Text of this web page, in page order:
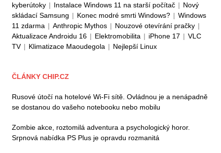
kyberútoky | Instalace Windows 11 na starší počítač | Nový
skládací Samsung | Konec modré smrti Windows? | Windows
11 zdarma | Anthropic Mythos | Nouzové otevírání pračky |
Aktualizace Androidu 16 | Elektromobilita | iPhone 17 | VLC
TV | Klimatizace Maoudegola | Nejlepší Linux
ČLÁNKY CHIP.CZ
Rusové útočí na hotelové Wi-Fi sítě. Ovládnou je a nenápadně
se dostanou do vašeho notebooku nebo mobilu
Zombie akce, roztomilá adventura a psychologický horor.
Srpnová nabídka PS Plus je opravdu rozmanitá